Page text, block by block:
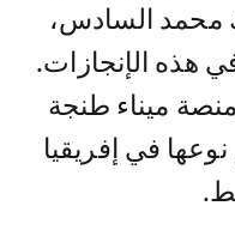
محمد السادس،
هذه الإنجازات.
ميناء طنجة
في إفريقيا